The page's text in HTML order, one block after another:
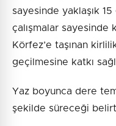
sayesinde yaklaşık
çalışmalar sayesinde
Körfez’e taşınan
geçilmesine katkı
Yaz boyunca dere
şekilde süreceği